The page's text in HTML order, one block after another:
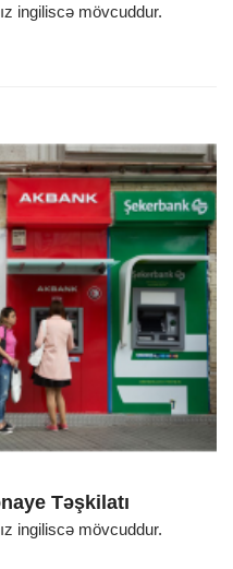
ingiliscə mövcuddur.
Təşkilatı
ingiliscə mövcuddur.